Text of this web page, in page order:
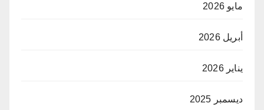
مايو 2026
أبريل 2026
يناير 2026
ديسمبر 2025